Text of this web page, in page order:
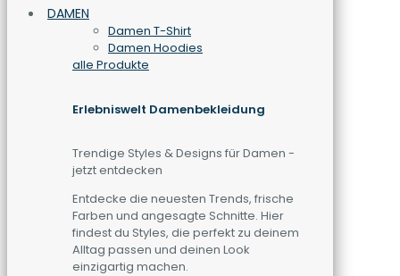
DAMEN
Damen T-Shirt
Damen Hoodies
alle Produkte
Erlebniswelt Damenbekleidung
Trendige Styles & Designs für Damen -
jetzt entdecken
Entdecke die neuesten Trends, frische
Farben und angesagte Schnitte. Hier
findest du Styles, die perfekt zu deinem
Alltag passen und deinen Look
einzigartig machen.